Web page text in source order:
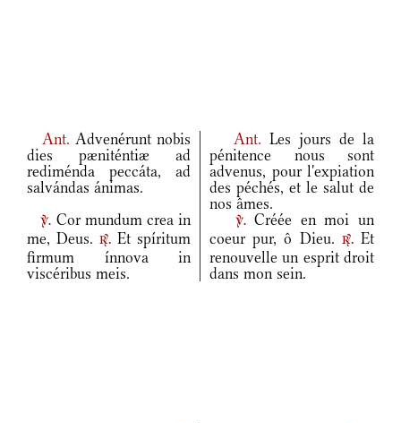
Ant.Advenérunt nobis
dies pæniténtiæ ad
rediménda peccáta, ad
salvándas ánimas.
Ant. Les jours de la
pénitence nous sont
advenus, pour l'expiation
des péchés, et le salut de
nos âmes.
v. Cor mundum crea in
me, Deus. r. Et spíritum
firmum ínnova in
viscéribus meis.
v.Créée en moi un
coeur pur, ô Dieu. r.Et
renouvelle un esprit droit
dans mon sein.